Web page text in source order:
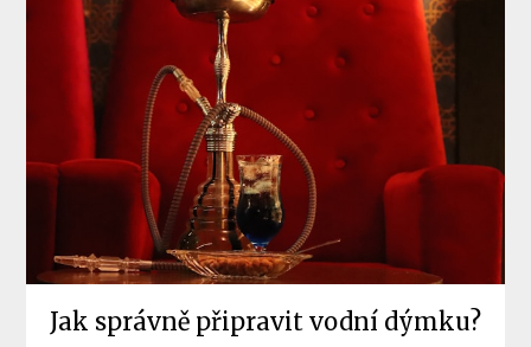
Jak správně připravit vodní dýmku?